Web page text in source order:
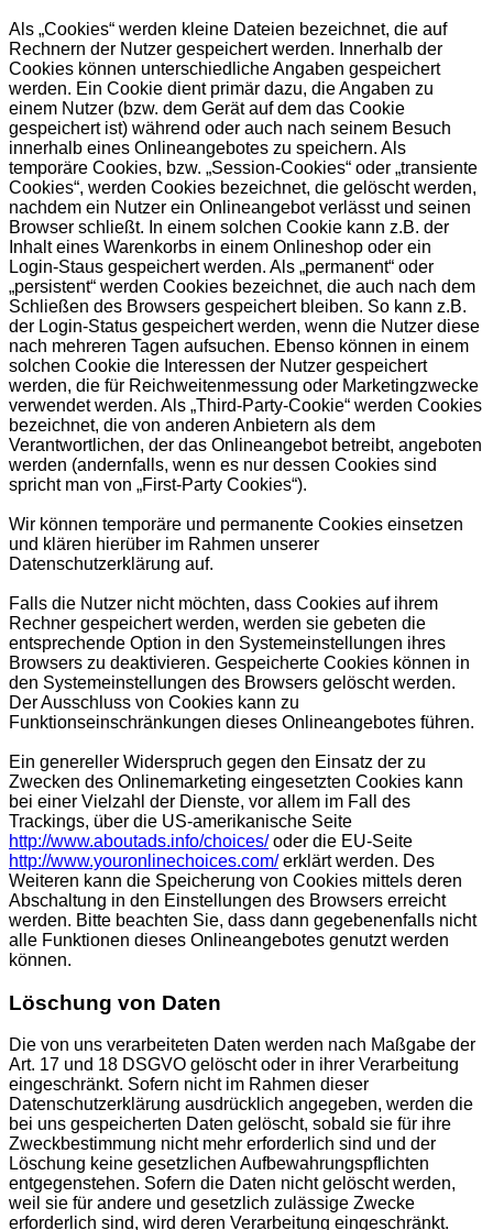
Als „Cookies“ werden kleine Dateien bezeichnet, die auf
Rechnern der Nutzer gespeichert werden. Innerhalb der
Cookies können unterschiedliche Angaben gespeichert
werden. Ein Cookie dient primär dazu, die Angaben zu
einem Nutzer (bzw. dem Gerät auf dem das Cookie
gespeichert ist) während oder auch nach seinem Besuch
innerhalb eines Onlineangebotes zu speichern. Als
temporäre Cookies, bzw. „Session-Cookies“ oder „transiente
Cookies“, werden Cookies bezeichnet, die gelöscht werden,
nachdem ein Nutzer ein Onlineangebot verlässt und seinen
Browser schließt. In einem solchen Cookie kann z.B. der
Inhalt eines Warenkorbs in einem Onlineshop oder ein
Login-Staus gespeichert werden. Als „permanent“ oder
„persistent“ werden Cookies bezeichnet, die auch nach dem
Schließen des Browsers gespeichert bleiben. So kann z.B.
der Login-Status gespeichert werden, wenn die Nutzer diese
nach mehreren Tagen aufsuchen. Ebenso können in einem
solchen Cookie die Interessen der Nutzer gespeichert
werden, die für Reichweitenmessung oder Marketingzwecke
verwendet werden. Als „Third-Party-Cookie“ werden Cookies
bezeichnet, die von anderen Anbietern als dem
Verantwortlichen, der das Onlineangebot betreibt, angeboten
werden (andernfalls, wenn es nur dessen Cookies sind
spricht man von „First-Party Cookies“).
Wir können temporäre und permanente Cookies einsetzen
und klären hierüber im Rahmen unserer
Datenschutzerklärung auf.
Falls die Nutzer nicht möchten, dass Cookies auf ihrem
Rechner gespeichert werden, werden sie gebeten die
entsprechende Option in den Systemeinstellungen ihres
Browsers zu deaktivieren. Gespeicherte Cookies können in
den Systemeinstellungen des Browsers gelöscht werden.
Der Ausschluss von Cookies kann zu
Funktionseinschränkungen dieses Onlineangebotes führen.
Ein genereller Widerspruch gegen den Einsatz der zu
Zwecken des Onlinemarketing eingesetzten Cookies kann
bei einer Vielzahl der Dienste, vor allem im Fall des
Trackings, über die US-amerikanische Seite
http://www.aboutads.info/choices/oder die EU-Seite
http://www.youronlinechoices.com/erklärt werden. Des
Weiteren kann die Speicherung von Cookies mittels deren
Abschaltung in den Einstellungen des Browsers erreicht
werden. Bitte beachten Sie, dass dann gegebenenfalls nicht
alle Funktionen dieses Onlineangebotes genutzt werden
können.
Löschung von Daten
Die von uns verarbeiteten Daten werden nach Maßgabe der
Art. 17 und 18 DSGVO gelöscht oder in ihrer Verarbeitung
eingeschränkt. Sofern nicht im Rahmen dieser
Datenschutzerklärung ausdrücklich angegeben, werden die
bei uns gespeicherten Daten gelöscht, sobald sie für ihre
Zweckbestimmung nicht mehr erforderlich sind und der
Löschung keine gesetzlichen Aufbewahrungspflichten
entgegenstehen. Sofern die Daten nicht gelöscht werden,
weil sie für andere und gesetzlich zulässige Zwecke
erforderlich sind, wird deren Verarbeitung eingeschränkt.